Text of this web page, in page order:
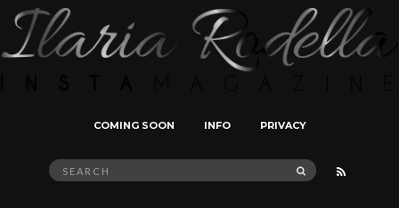
COMING SOON INFO PRIVACY
Search
for:
SEARCH